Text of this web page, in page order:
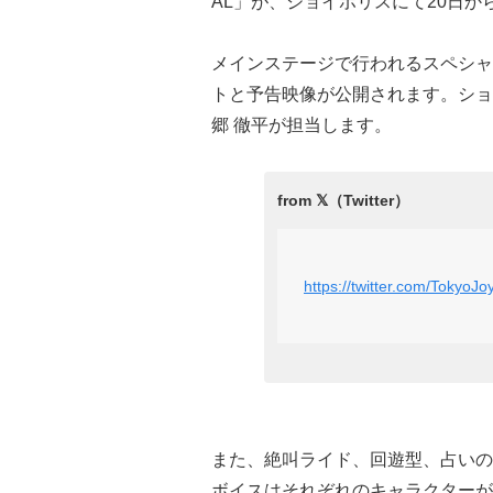
メインステージで行われるスペシ
トと予告映像が公開されます。シ
郷 徹平が担当します。
https://twitter.com/
また、絶叫ライド、回遊型、占い